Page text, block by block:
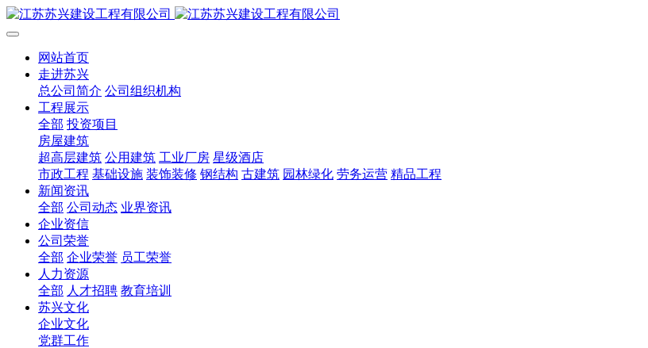
网站首页
走进苏兴
总公司简介 公司组织机构
工程展示
全部 投资项目
房屋建筑
超高层建筑 公用建筑 工业厂房 星级酒店
市政工程 基础设施 装饰装修 钢结构 古建筑 园林绿化 劳务运营 精品工程
新闻资讯
全部 公司动态 业界资讯
企业资信
公司荣誉
全部 企业荣誉 员工荣誉
人力资源
全部 人才招聘 教育培训
苏兴文化
企业文化
党群工作